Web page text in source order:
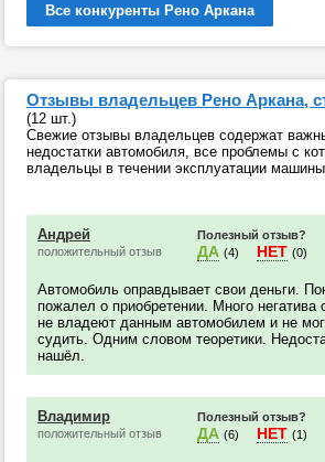
Все конкуренты Рено Аркана
Отзывы владельцев Рено Аркана,
(12 шт.)
Свежие отзывы владельцев содержат
недостатки автомобиля, все проблемы с
владельцы в течении эксплуатации
Андрей
положительный отзыв
Полезный отзыв?
ДА (4) НЕТ (0)
Автомобиль оправдывает свои деньги.
пожалел о приобретении. Много негатива
не владеют данным автомобилем и не
судить. Одним словом теоретики.
нашёл.
Владимир
положительный отзыв
Полезный отзыв?
ДА (6) НЕТ (1)